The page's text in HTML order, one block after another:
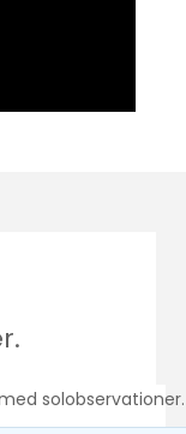
solobservationer.